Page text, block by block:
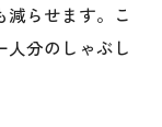
減らせます。こ
人分のしゃぶし